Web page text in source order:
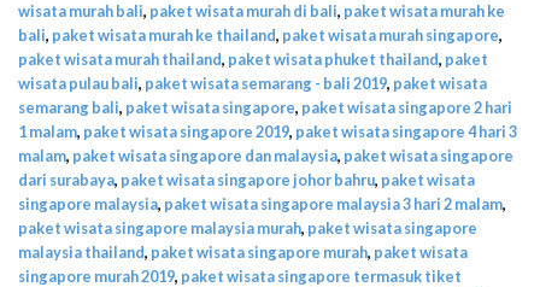
wisata murah bali, paket wisata murah di bali, paket wisata murah ke
bali, paket wisata murah ke thailand, paket wisata murah singapore,
paket wisata murah thailand, paket wisata phuket thailand, paket
wisata pulau bali, paket wisata semarang - bali 2019, paket wisata
semarang bali, paket wisata singapore, paket wisata singapore 2 hari
1 malam, paket wisata singapore 2019, paket wisata singapore 4 hari 3
malam, paket wisata singapore dan malaysia, paket wisata singapore
dari surabaya, paket wisata singapore johor bahru, paket wisata
singapore malaysia, paket wisata singapore malaysia 3 hari 2 malam,
paket wisata singapore malaysia murah, paket wisata singapore
malaysia thailand, paket wisata singapore murah, paket wisata
singapore murah 2019, paket wisata singapore termasuk tiket